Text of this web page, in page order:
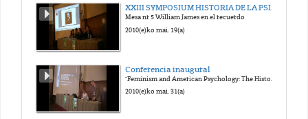
XXIII SYMPOSIUM HISTORIA DE LA PSICOLOGIA SEHP 2010
Mesa nr 5 William James en el recuerdo
2010(e)ko mai. 19(a)
Conferencia inaugural
"Feminism and American Psychology: The History of a Relationship"
2010(e)ko mai. 31(a)